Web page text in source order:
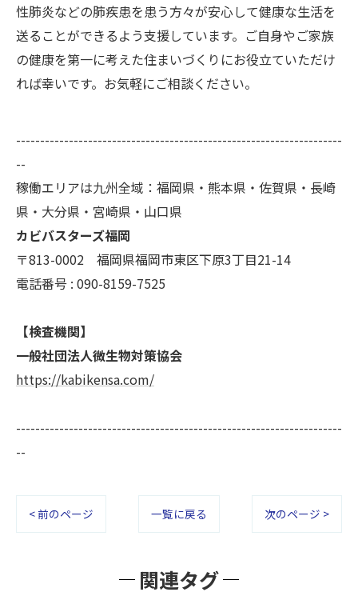
性肺炎などの肺疾患を患う方々が安心して健康な生活を
送ることができるよう支援しています。ご自身やご家族
の健康を第一に考えた住まいづくりにお役立ていただけ
れば幸いです。お気軽にご相談ください。
--------------------------------------------------------------------
--
稼働エリアは九州全域：福岡県・熊本県・佐賀県・長崎
県・大分県・宮崎県・山口県
カビバスターズ福岡
〒813-0002 福岡県福岡市東区下原3丁目21-14
電話番号 : 090-8159-7525
【検査機関】
一般社団法人微生物対策協会
https://kabikensa.com/
--------------------------------------------------------------------
--
< 前のページ 一覧に戻る 次のページ >
関連タグ